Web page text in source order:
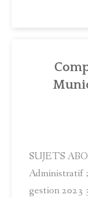
SUJETS
Administratif
gestion 2023